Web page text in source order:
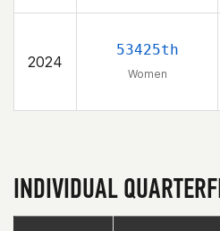
2024
53425th
Women
INDIVIDUAL